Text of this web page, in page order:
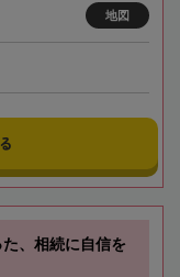
地図
、相続に自信を